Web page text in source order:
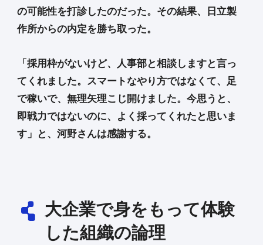
の可能性を打診したのだった。その結果、日立製
作所からの内定を勝ち取った。
「採用枠がないけど、人事部と相談しますと言っ
てくれました。スマートなやり方ではなくて、足
で稼いで、無理矢理こじ開けました。今思うと、
即戦力ではないのに、よく採ってくれたと思いま
す」と、河野さんは感謝する。
大企業で身をもって体験
した組織の論理